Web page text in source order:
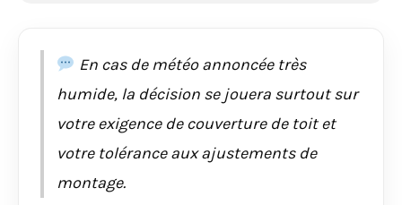
En cas de météo annoncée très
humide, la décision se jouera surtout sur
votre exigence de couverture de toit et
votre tolérance aux ajustements de
montage.